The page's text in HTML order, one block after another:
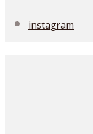
instagram